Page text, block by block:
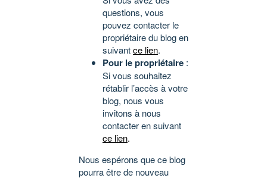
questions, vous
pouvez contacter le
propriétaire du blog en
suivantce lien.
Pour le propriétaire :
Si vous souhaitez
rétablir l’accès à votre
blog, nous vous
invitons à nous
contacter en suivant
ce lien.
Nous espérons que ce blog
pourra être de nouveau